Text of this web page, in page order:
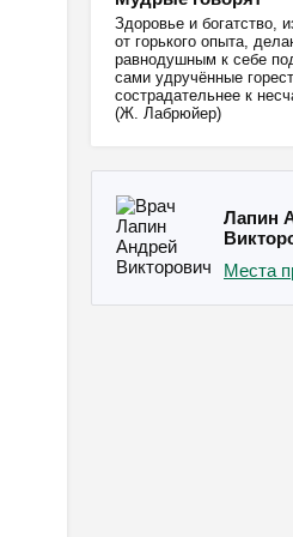
Здоровье и богатство,
от горького опыта,
равнодушным к себе
сами удручённые
сострадательнее к
(Ж. Лабрюйер)
Лапин
Места